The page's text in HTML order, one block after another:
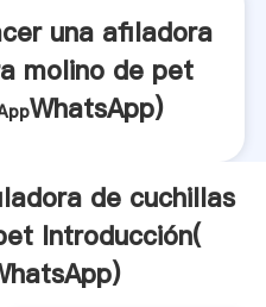
a todos los clientes.
una afiladora
molino de pet
WhatsApp)
de cuchillas
Introducción(
)